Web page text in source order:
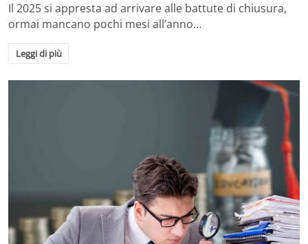
Il 2025 si appresta ad arrivare alle battute di chiusura,
ormai mancano pochi mesi all’anno…
Leggi di più